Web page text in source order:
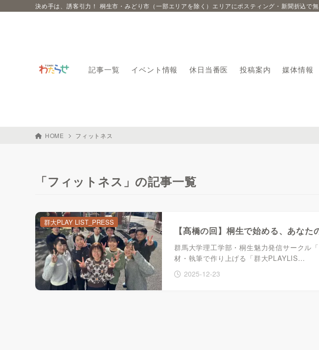
決め手は、誘客引力！ 桐生市・みどり市（一部エリアを除く）エリアにポスティング・新聞折込で
記事一覧 イベント情報 休日当番医 投稿案内 媒体情報
HOME フィットネス
「フィットネス」の記事一覧
【髙橋の回】桐生で始める、あな
群馬大学理工学部・桐生魅力発信サークル
材・執筆で作り上げる「群大PLAYLIS…
2025-12-23
群大PLAY LIST_PRESS